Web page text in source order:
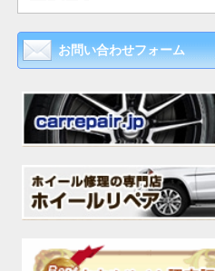
お問い合わせフォーム